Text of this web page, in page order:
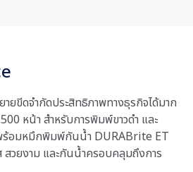
ขีดจำกัดประสิทธิภาพทางธุรกิจได้มาก
หน้า สำหรับการพิมพ์ขาวดำ และ
ร้อมหมึกพิมพ์กันน้ำ DURABrite ET
วยงาม และกันน้ำครอบคลุมถึงการ